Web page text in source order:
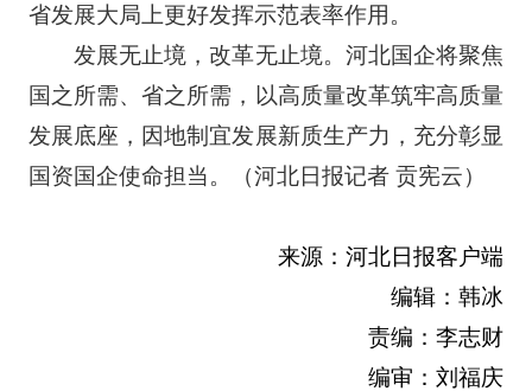
省发展大局上更好发挥示范表率作用。
发展无止境，改革无止境。河北国企将聚焦
国之所需、省之所需，以高质量改革筑牢高质量
发展底座，因地制宜发展新质生产力，充分彰显
国资国企使命担当。（河北日报记者 贡宪云）
来源：河北日报客户端
编辑：韩冰
责编：李志财
编审：刘福庆